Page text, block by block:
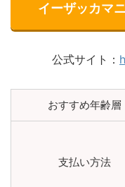
イーザッカマ
公式サイト：
おすすめ年齢層
支払い方法